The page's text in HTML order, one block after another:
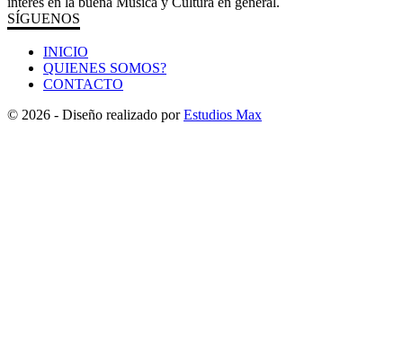
SÍGUENOS
INICIO
QUIENES SOMOS?
CONTACTO
© 2026 - Diseño realizado porEstudios Max